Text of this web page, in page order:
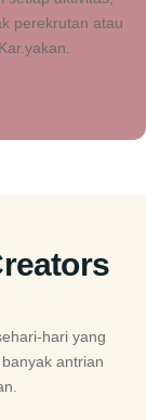
perekrutan atau
hari yang
antrian